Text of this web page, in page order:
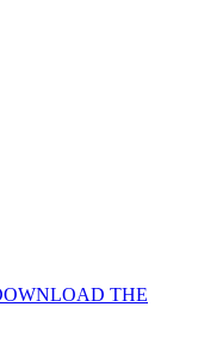
THE